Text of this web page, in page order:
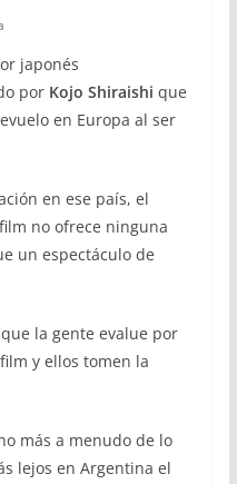
japonés
por Kojo Shiraishi que
en Europa al ser
en ese país, el
no ofrece ninguna
un espectáculo de
la gente evalue por
y ellos tomen la
más a menudo de lo
lejos en Argentina el